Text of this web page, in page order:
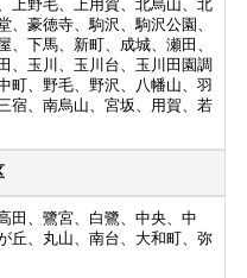
上野毛、上用賀、北烏山、北
、豪徳寺、駒沢、駒沢公園、
、下馬、新町、成城、瀬田、
、玉川、玉川台、玉川田園調
町、野毛、野沢、八幡山、羽
宿、南烏山、宮坂、用賀、若
田、鷺宮、白鷺、中央、中
丘、丸山、南台、大和町、弥